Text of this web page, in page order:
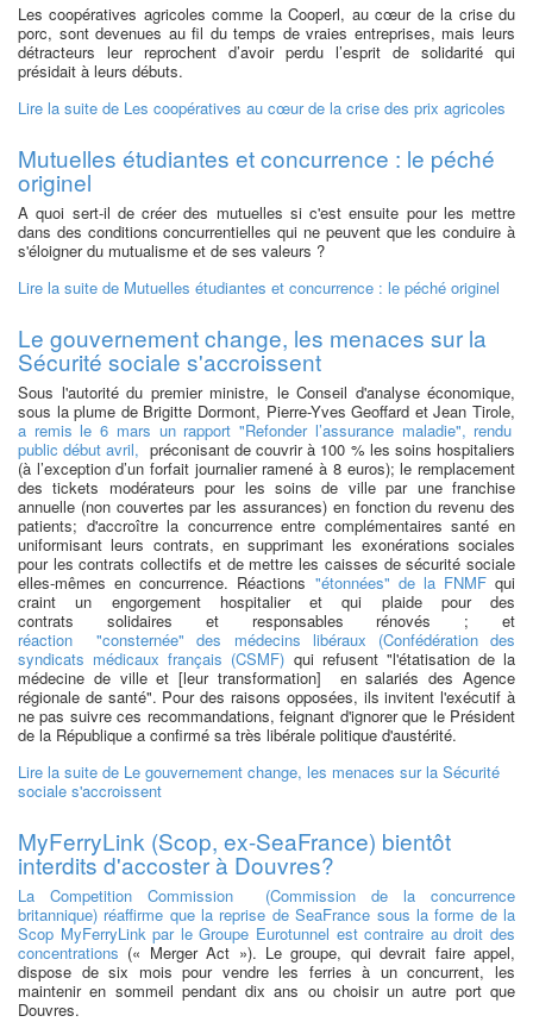
Les coopératives agricoles comme la Cooperl, au cœur de la crise du
porc, sont devenues au fil du temps de vraies entreprises, mais leurs
détracteurs leur reprochent d’avoir perdu l’esprit de solidarité qui
présidait à leurs débuts.
Lire la suite de Les coopératives au cœur de la crise des prix agricoles
Mutuelles étudiantes et concurrence : le péché
originel
A quoi sert-il de créer des mutuelles si c'est ensuite pour les mettre
dans des conditions concurrentielles qui ne peuvent que les conduire à
s'éloigner du mutualisme et de ses valeurs ?
Lire la suite de Mutuelles étudiantes et concurrence : le péché originel
Le gouvernement change, les menaces sur la
Sécurité sociale s'accroissent
Sous l'autorité du premier ministre, le Conseil d'analyse économique,
sous la plume de Brigitte Dormont, Pierre-Yves Geoffard et Jean Tirole,
a remis le 6 mars un rapport "Refonder l’assurance maladie", rendu
public début avril, préconisant de couvrir à 100 % les soins hospitaliers
(à l’exception d’un forfait journalier ramené à 8 euros); le remplacement
des tickets modérateurs pour les soins de ville par une franchise
annuelle (non couvertes par les assurances) en fonction du revenu des
patients; d'accroître la concurrence entre complémentaires santé en
uniformisant leurs contrats, en supprimant les exonérations sociales
pour les contrats collectifs et de mettre les caisses de sécurité sociale
elles-mêmes en concurrence. Réactions "étonnées" de la FNMFqui
craint un engorgement hospitalier et qui plaide pour des
contrats solidaires et responsables rénovés ; et
réaction "consternée" des médecins libéraux (Confédération des
syndicats médicaux français (CSMF) qui refusent "l'étatisation de la
médecine de ville et [leur transformation] en salariés des Agence
régionale de santé". Pour des raisons opposées, ils invitent l'exécutif à
ne pas suivre ces recommandations, feignant d'ignorer que le Président
de la République a confirmé sa très libérale politique d'austérité.
Lire la suite de Le gouvernement change, les menaces sur la Sécurité
sociale s'accroissent
MyFerryLink (Scop, ex-SeaFrance) bientôt
interdits d'accoster à Douvres?
La Competition Commission (Commission de la concurrence
britannique) réaffirme que la reprise de SeaFrance sous la forme de la
Scop MyFerryLink par le Groupe Eurotunnel est contraire au droit des
concentrations (« Merger Act »). Le groupe, qui devrait faire appel,
dispose de six mois pour vendre les ferries à un concurrent, les
maintenir en sommeil pendant dix ans ou choisir un autre port que
Douvres.